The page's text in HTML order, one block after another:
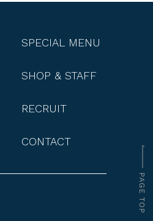
SPECIAL MENU
SHOP & STAFF
RECRUIT
CONTACT